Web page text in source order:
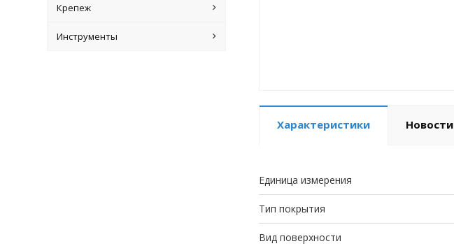
Крепеж
Инструменты
Характеристики Новости
Единица измерения
Тип покрытия
Вид поверхности